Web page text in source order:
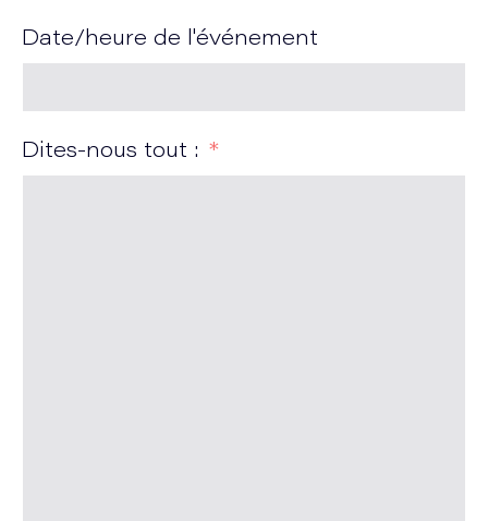
Date/heure de l'événement
Dites-nous tout :